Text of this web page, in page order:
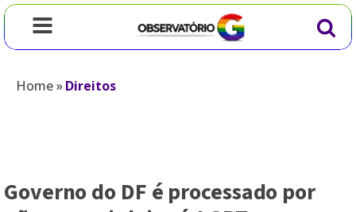
Home»Direitos
Governo do DF é processado por